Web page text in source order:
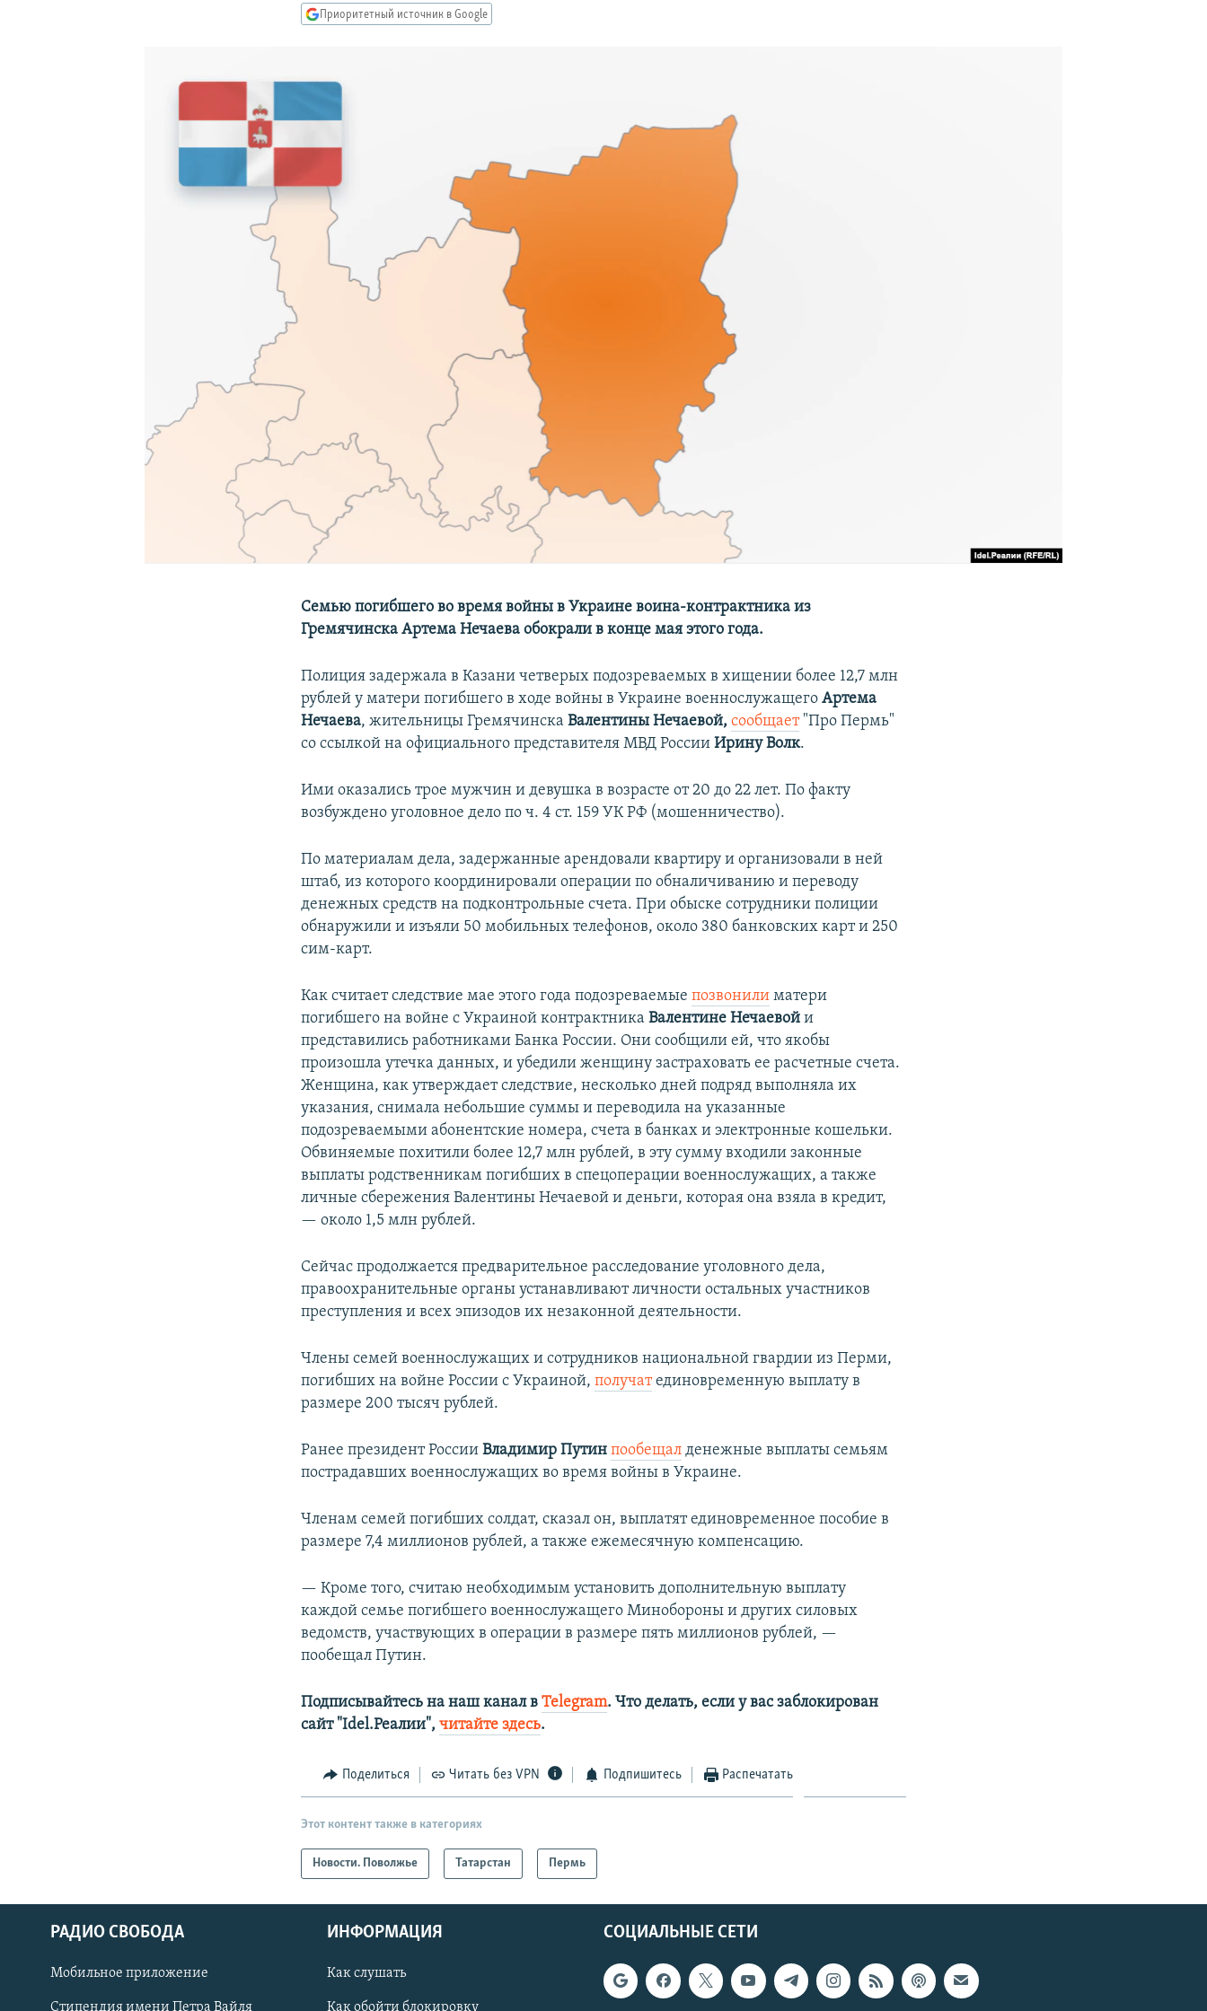
СОЦИАЛЬНЫЕ СЕТИ
Приоритетный источник в Google
Семью погибшего во время войны в Украине воина-контрактника из
Гремячинска Артема Нечаева обокрали в конце мая этого года.
Полиция задержала в Казани четверых подозреваемых в хищении более 12,7 млн
рублей у матери погибшего в ходе войны в Украине военнослужащегоАртема
Нечаева, жительницы ГремячинскаВалентины Нечаевой,сообщает"Про Пермь"
со ссылкой на официального представителя МВД РоссииИрину Волк.
Ими оказались трое мужчин и девушка в возрасте от 20 до 22 лет. По факту
возбуждено уголовное дело по ч. 4 ст. 159 УК РФ (мошенничество).
По материалам дела, задержанные арендовали квартиру и организовали в ней
штаб, из которого координировали операции по обналичиванию и переводу
денежных средств на подконтрольные счета. При обыске сотрудники полиции
обнаружили и изъяли 50 мобильных телефонов, около 380 банковских карт и 250
сим-карт.
Как считает следствие мае этого года подозреваемыепозвонили матери
погибшего на войне с Украиной контрактникаВалентине Нечаевой и
представились работниками Банка России. Они сообщили ей, что якобы
произошла утечка данных, и убедили женщину застраховать ее расчетные счета.
Женщина, как утверждает следствие, несколько дней подряд выполняла их
указания, снимала небольшие суммы и переводила на указанные
подозреваемыми абонентские номера, счета в банках и электронные кошельки.
Обвиняемые похитили более 12,7 млн рублей, в эту сумму входили законные
выплаты родственникам погибших в спецоперации военнослужащих, а также
личные сбережения Валентины Нечаевой и деньги, которая она взяла в кредит,
— около 1,5 млн рублей.
Сейчас продолжается предварительное расследование уголовного дела,
правоохранительные органы устанавливают личности остальных участников
преступления и всех эпизодов их незаконной деятельности.
Члены семей военнослужащих и сотрудников национальной гвардии из Перми,
погибших на войне России с Украиной,получатединовременную выплату в
размере 200 тысяч рублей.
Ранее президент РоссииВладимир Путинпообещал денежные выплаты семьям
пострадавших военнослужащих во время войны в Украине.
Членам семей погибших солдат, сказал он, выплатят единовременное пособие в
размере 7,4 миллионов рублей, а также ежемесячную компенсацию.
— Кроме того, считаю необходимым установить дополнительную выплату
каждой семье погибшего военнослужащего Минобороны и других силовых
ведомств, участвующих в операции в размере пять миллионов рублей, —
пообещал Путин.
Подписывайтесь на наш канал вTelegram. Что делать, если у вас заблокирован
сайт "Idel.Реалии",читайте здесь.
Поделиться Читать без VPN Подпишитесь Распечатать
Этот контент также в категориях
Новости. Поволжье Татарстан Пермь
СОЦИАЛЬНЫЕ СЕТИ
РАДИО СВОБОДА
Мобильное приложение
Стипендия имени Петра Вайля
ИНФОРМАЦИЯ
Как слушать
Как обойти блокировку